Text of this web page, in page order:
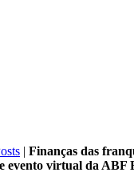
| Finanças das
evento virtual da ABF